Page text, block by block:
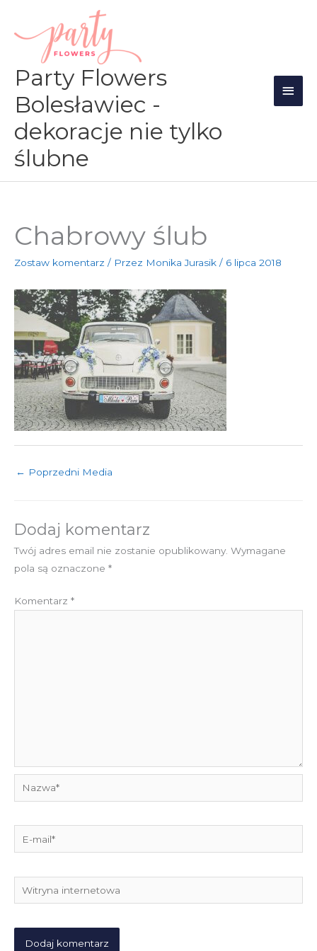
treści
Party Flowers
Bolesławiec -
dekoracje nie tylko
ślubne
Chabrowy ślub
Zostaw komentarz / Przez Monika Jurasik / 6 lipca 2018
← Poprzedni Media
Dodaj komentarz
Twój adres email nie zostanie opublikowany. Wymagane
pola są oznaczone *
Komentarz *
mail*
Witryna
internetowa